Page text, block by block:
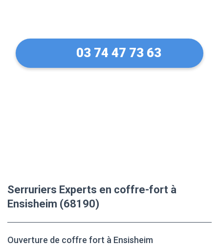
03 74 47 73 63
Serruriers Experts en coffre-fort à
Ensisheim (68190)
Ouverture de coffre fort à Ensisheim